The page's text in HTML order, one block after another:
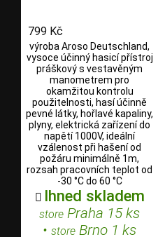
799 Kč
výroba Aroso Deutschland,
vysoce účinný hasicí přístroj
práškový s vestavěným
manometrem pro
okamžitou kontrolu
použitelnosti, hasí účinně
pevné látky, hořlavé kapaliny,
plyny, elektrická zařízení do
napětí 1000V, ideální
vzálenost při hašení od
požáru minimálně 1m,
rozsah pracovních teplot od
-30 °C do 60 °C
 Ihned skladem
store Praha 15 ks
• store Brno 1 ks